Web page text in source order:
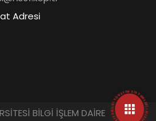
Adresi
BİLGİ İŞLEM DAİRE • ÜNIVERSITE BILGI YÖNETIM SISTEMLERI • HIZLI ERIŞIM MENÜSÜ •